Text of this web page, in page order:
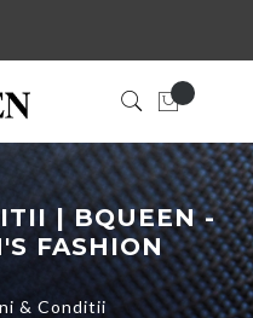
| BQUEEN -
FASHION
& Conditii